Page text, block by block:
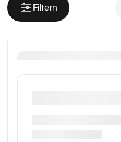
Filtern